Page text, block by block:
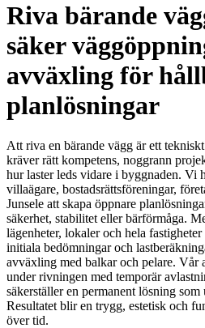
Riva bärande
säker
avväxling för
planlösningar
Att riva en bärande vägg är ett
kräver rätt kompetens, noggrann
hur laster leds vidare i byggnaden. Vi
villaägare, bostadsrättsföreningar,
Junsele att skapa öppnare
säkerhet, stabilitet eller bärförmåga.
lägenheter, lokaler och hela
initiala bedömningar och
avväxling med balkar och pelare. Vår
under rivningen med temporär
säkerställer en permanent lösning
Resultatet blir en trygg, estetisk och
över tid.